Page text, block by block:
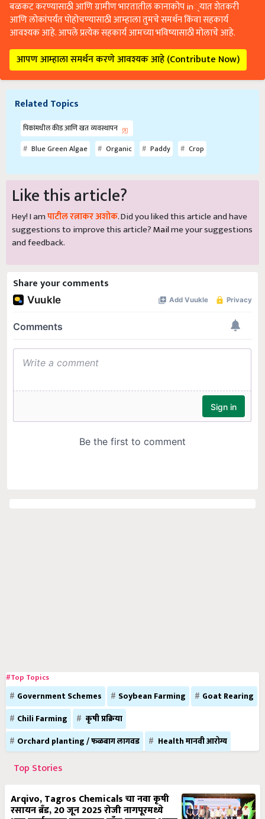
बळकट करण्यासाठी आणि ग्रामीण भारतातील कानाकोप in्यात शेतकरी
आणि लोकांपर्यंत पोहोचण्यासाठी आम्हाला तुमचे समर्थन किंवा सहकार्य
आवश्यक आहे. आपले प्रत्येक सहकार्य आमच्या भविष्यासाठी मोलाचे आहे.
आपण आम्हाला समर्थन करणे आवश्यक आहे (Contribute Now)
Related Topics
पिकांमधील कीड आणि खत व्यवस्थापन
Blue Green Algae
Organic Paddy Crop
Like this article?
Hey! I amपाटील रत्नाकर अशोक. Did you liked this article and have
suggestions to improve this article?Mailme your suggestions
and feedback.
Share your comments
#Top Topics
Government Schemes Soybean Farming
Goat Rearing
Chili Farming
कृषी प्रक्रिया
Orchard planting / फळबाग लागवड
Health मानवी आरोग्य
Top Stories
Arqivo, Tagros Chemicals चा नवा कृषी
रसायन ब्रँड, 20 जून 2025 रोजी नागपूरमध्ये